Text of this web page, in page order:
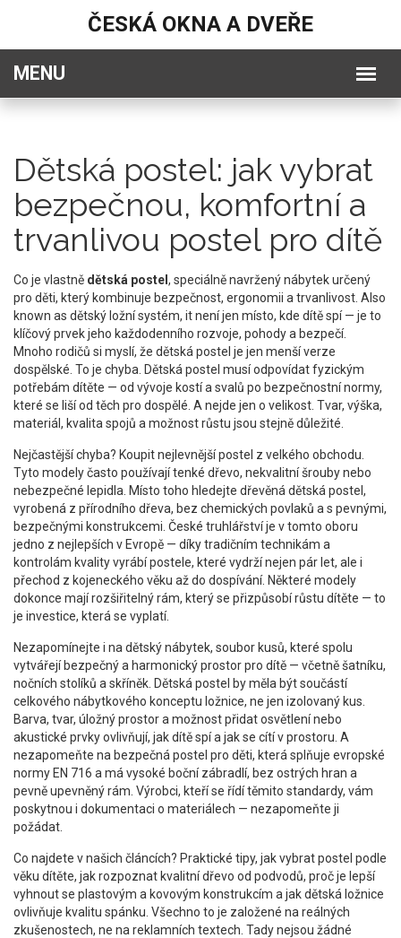
ČESKÁ OKNA A DVEŘE
Dětská postel: jak vybrat
bezpečnou, komfortní a
trvanlivou postel pro dítě
Co je vlastně dětská postel , speciálně navržený nábytek určený
pro děti, který kombinuje bezpečnost, ergonomii a trvanlivost . Also
known as dětský ložní systém, itnení jen místo, kde dítě spí — je to
klíčový prvek jeho každodenního rozvoje, pohody a bezpečí.
Mnoho rodičů si myslí, že dětská postel je jen menší verze
dospělské. To je chyba. Dětská postel musí odpovídat fyzickým
potřebám dítěte — od vývoje kostí a svalů po bezpečnostní normy,
které se liší od těch pro dospělé. A nejde jen o velikost. Tvar, výška,
materiál, kvalita spojů a možnost růstu jsou stejně důležité.
Nejčastější chyba? Koupit nejlevnější postel z velkého obchodu.
Tyto modely často používají tenké dřevo, nekvalitní šrouby nebo
nebezpečné lepidla. Místo toho hledejte dřevěná dětská postel ,
vyrobená z přírodního dřeva, bez chemických povlaků a s pevnými,
bezpečnými konstrukcemi . České truhlářství je v tomto oboru
jedno z nejlepších v Evropě — díky tradičním technikám a
kontrolám kvality vyrábí postele, které vydrží nejen pár let, ale i
přechod z kojeneckého věku až do dospívání. Některé modely
dokonce mají rozšiřitelný rám, který se přizpůsobí růstu dítěte — to
je investice, která se vyplatí.
Nezapomínejte i na dětský nábytek, soubor kusů, které spolu
vytvářejí bezpečný a harmonický prostor pro dítě — včetně šatníku,
nočních stolíků a skříněk . Dětská postel by měla být součástí
celkového nábytkového konceptu ložnice, ne jen izolovaný kus.
Barva, tvar, úložný prostor a možnost přidat osvětlení nebo
akustické prvky ovlivňují, jak dítě spí a jak se cítí v prostoru. A
nezapomeňte na bezpečná postel pro děti, která splňuje evropské
normy EN 716 a má vysoké boční zábradlí, bez ostrých hran a
pevně upevněný rám . Výrobci, kteří se řídí těmito standardy, vám
poskytnou i dokumentaci o materiálech — nezapomeňte ji
požádat.
Co najdete v našich článcích? Praktické tipy, jak vybrat postel podle
věku dítěte, jak rozpoznat kvalitní dřevo od podvodů, proč je lepší
vyhnout se plastovým a kovovým konstrukcím a jak dětská ložnice
ovlivňuje kvalitu spánku. Všechno to je založené na reálných
zkušenostech, ne na reklamních textech. Tady nejsou žádné